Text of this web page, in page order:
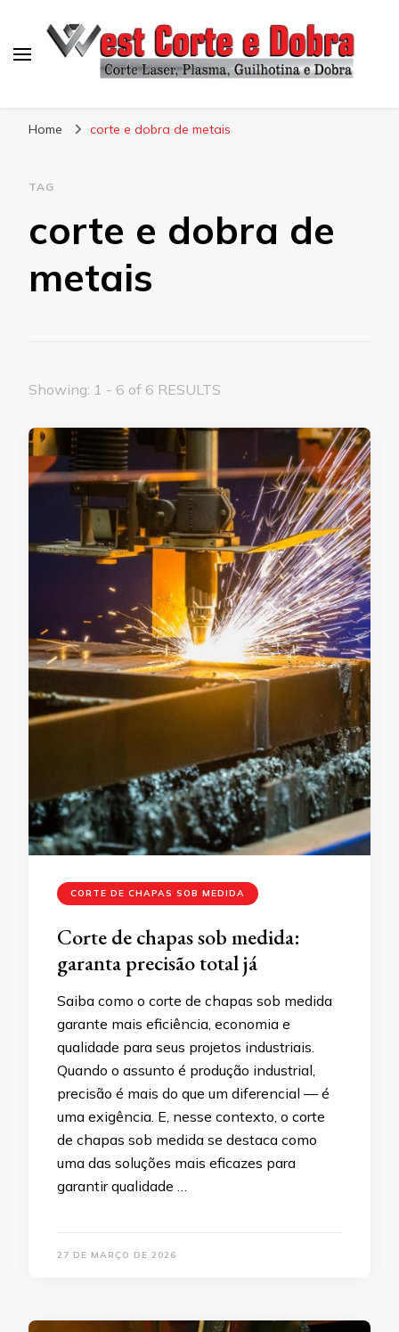
Home corte e dobra de metais
TAG
corte e dobra de
metais
Showing: 1 - 6 of 6 RESULTS
CORTE DE CHAPAS SOB MEDIDA
Corte de chapas sob medida:
garanta precisão total já
Saiba como o corte de chapas sob medida
garante mais eficiência, economia e
qualidade para seus projetos industriais.
Quando o assunto é produção industrial,
precisão é mais do que um diferencial — é
uma exigência. E, nesse contexto, o corte
de chapas sob medida se destaca como
uma das soluções mais eficazes para
garantir qualidade …
27 DE MARÇO DE 2026